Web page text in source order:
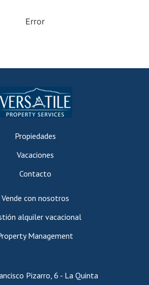
Error
Propiedades
Vacaciones
Contacto
Vende con nosotros
alquiler vacacional
Management
Pizarro, 6 - La Quinta